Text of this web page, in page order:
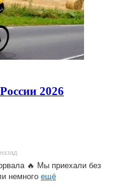
2026
🔥 Мы приехали без
немного ещё